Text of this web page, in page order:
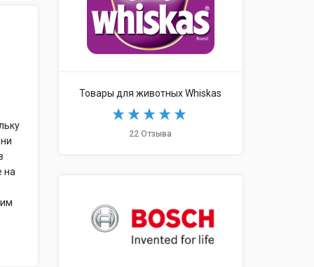
на
Товары для животных Whiskas
22 Отзыва